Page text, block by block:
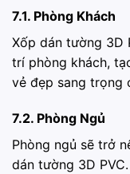
7.1. Phòng Khách
Xốp dán tường 3D
trí phòng khách,
vẻ đẹp sang trọng
7.2. Phòng Ngủ
Phòng ngủ sẽ trở
dán tường 3D